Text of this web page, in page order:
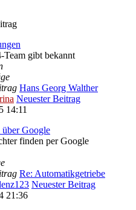
gibt bekannt
Hans Georg Walther
Neuester Beitrag
14:11
über Google
finden per Google
Re: Automatikgetriebe
Neuester Beitrag
21:36